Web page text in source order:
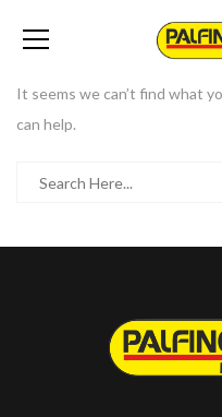
It seems we can’t find what
can help.